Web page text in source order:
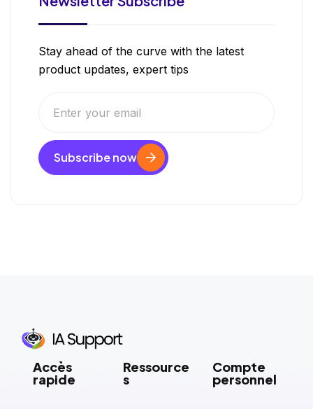
Stay ahead of the curve with the latest
product updates, expert tips
Subscribe now
Accès
rapide
Ressource
s
Compte
personnel